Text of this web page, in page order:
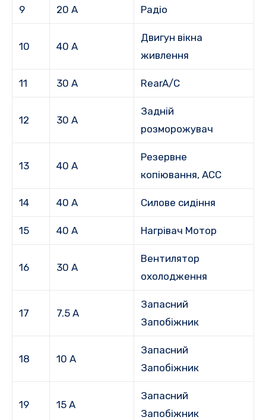
9 20 А Радіо
10 40 А
Двигун вікна
живлення
11 30 А RearA/C
12 30 А
Задній
розморожувач
13 40 А
Резервне
копіювання, ACC
14 40 А Силове сидіння
15 40 А Нагрівач Мотор
16 30 А
Вентилятор
охолодження
17 7.5 А
Запасний
Запобіжник
18 10 А
Запасний
Запобіжник
19 15 А
Запасний
Запобіжник